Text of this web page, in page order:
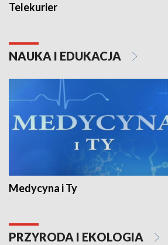
Telekurier
NAUKA I EDUKACJA
Medycyna i Ty
PRZYRODA I EKOLOGIA